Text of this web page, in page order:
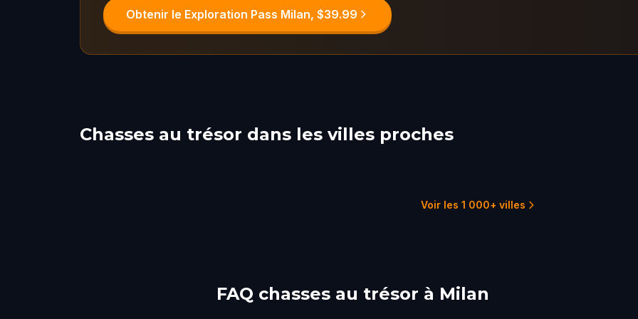
Obtenir le Exploration Pass Milan, $39.99
Chasses au trésor dans les villes proches
Voir les 1 000+ villes
FAQ chasses au trésor à Milan